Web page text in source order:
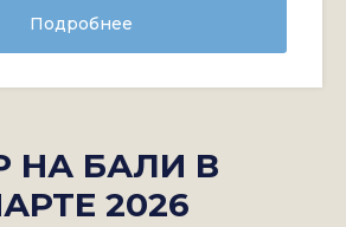
Подробнее
НА БАЛИ В
2026